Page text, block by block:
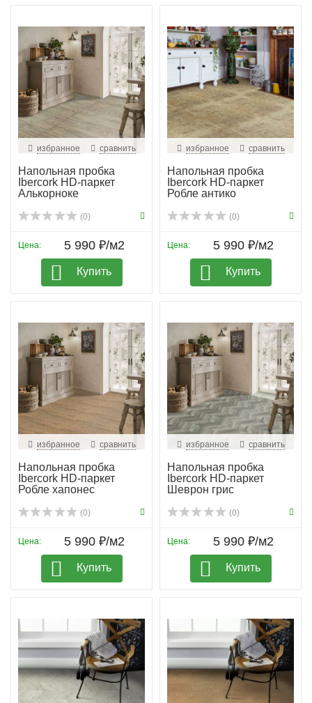
избранное сравнить
Напольная пробка
Ibercork HD-паркет
Алькорноке
(0)
Цена: 5 990 ₽/м2
Купить
избранное сравнить
Напольная пробка
Ibercork HD-паркет
Робле антико
(0)
Цена: 5 990 ₽/м2
Купить
избранное сравнить
Напольная пробка
Ibercork HD-паркет
Робле хапонес
(0)
Цена: 5 990 ₽/м2
Купить
избранное сравнить
Напольная пробка
Ibercork HD-паркет
Шеврон грис
(0)
Цена: 5 990 ₽/м2
Купить